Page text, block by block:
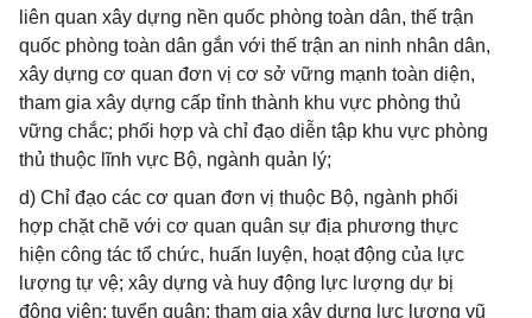
liên quan xây dựng nền quốc phòng toàn dân, thế trận
quốc phòng toàn dân gắn với thế trận an ninh nhân dân,
xây dựng cơ quan đơn vị cơ sở vững mạnh toàn diện,
tham gia xây dựng cấp tỉnh thành khu vực phòng thủ
vững chắc; phối hợp và chỉ đạo diễn tập khu vực phòng
thủ thuộc lĩnh vực Bộ, ngành quản lý;
d) Chỉ đạo các cơ quan đơn vị thuộc Bộ, ngành phối
hợp chặt chẽ với cơ quan quân sự địa phương thực
hiện công tác tổ chức, huấn luyện, hoạt động của lực
lượng tự vệ; xây dựng và huy động lực lượng dự bị
động viên; tuyển quân; tham gia xây dựng lực lượng vũ